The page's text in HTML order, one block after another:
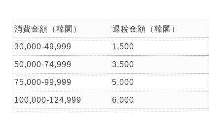
消費金額（韓圜） 退稅金額（韓圜）
30,000-49,999 1,500
50,000-74,999 3,500
75,000-99,999 5,000
100,000-124,999 6,000